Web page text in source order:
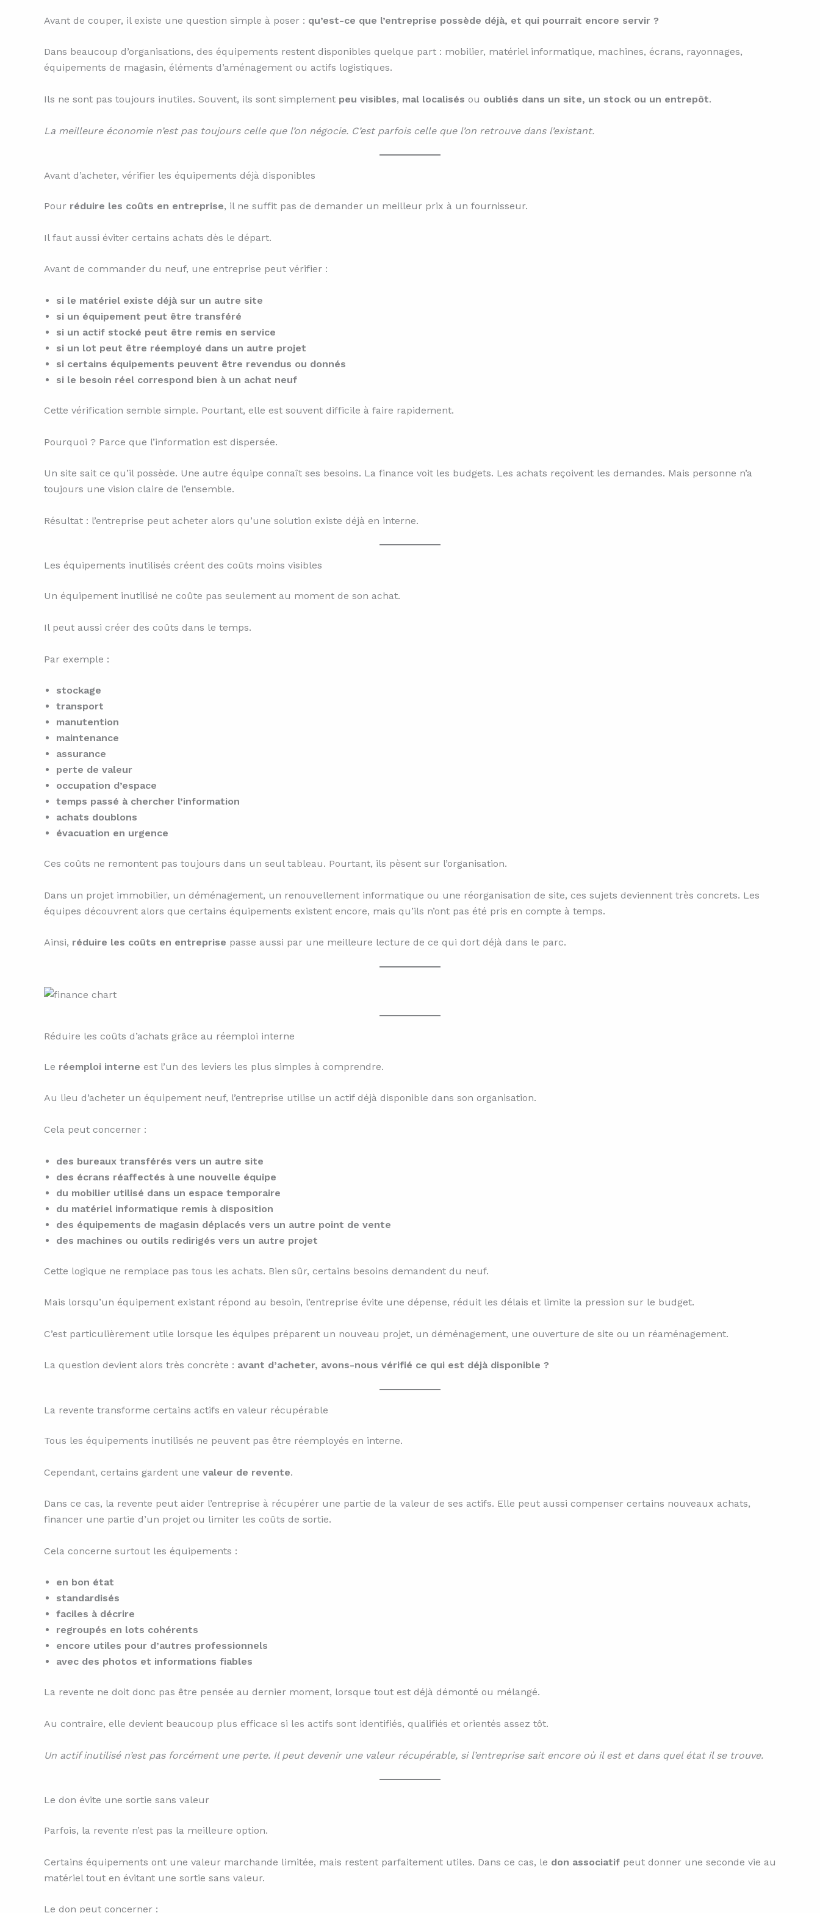
Avant de couper, il existe une question simple à poser : qu’est-ce que l’entreprise possède déjà, et qui pourrait encore servir ?
Dans beaucoup d’organisations, des équipements restent disponibles quelque part : mobilier, matériel informatique, machines, écrans, rayonnages,
équipements de magasin, éléments d’aménagement ou actifs logistiques.
Ils ne sont pas toujours inutiles. Souvent, ils sont simplement peu visibles, mal localisés ou oubliés dans un site, un stock ou un entrepôt.
La meilleure économie n’est pas toujours celle que l’on négocie. C’est parfois celle que l’on retrouve dans l’existant.
Avant d’acheter, vérifier les équipements déjà disponibles
Pour réduire les coûts en entreprise, il ne suffit pas de demander un meilleur prix à un fournisseur.
Il faut aussi éviter certains achats dès le départ.
Avant de commander du neuf, une entreprise peut vérifier :
si le matériel existe déjà sur un autre site
si un équipement peut être transféré
si un actif stocké peut être remis en service
si un lot peut être réemployé dans un autre projet
si certains équipements peuvent être revendus ou donnés
si le besoin réel correspond bien à un achat neuf
Cette vérification semble simple. Pourtant, elle est souvent difficile à faire rapidement.
Pourquoi ? Parce que l’information est dispersée.
Un site sait ce qu’il possède. Une autre équipe connaît ses besoins. La finance voit les budgets. Les achats reçoivent les demandes. Mais personne n’a
toujours une vision claire de l’ensemble.
Résultat : l’entreprise peut acheter alors qu’une solution existe déjà en interne.
Les équipements inutilisés créent des coûts moins visibles
Un équipement inutilisé ne coûte pas seulement au moment de son achat.
Il peut aussi créer des coûts dans le temps.
Par exemple :
stockage
transport
manutention
maintenance
assurance
perte de valeur
occupation d’espace
temps passé à chercher l’information
achats doublons
évacuation en urgence
Ces coûts ne remontent pas toujours dans un seul tableau. Pourtant, ils pèsent sur l’organisation.
Dans un projet immobilier, un déménagement, un renouvellement informatique ou une réorganisation de site, ces sujets deviennent très concrets. Les
équipes découvrent alors que certains équipements existent encore, mais qu’ils n’ont pas été pris en compte à temps.
Ainsi, réduire les coûts en entreprise passe aussi par une meilleure lecture de ce qui dort déjà dans le parc.
Réduire les coûts d’achats grâce au réemploi interne
Le réemploi interne est l’un des leviers les plus simples à comprendre.
Au lieu d’acheter un équipement neuf, l’entreprise utilise un actif déjà disponible dans son organisation.
Cela peut concerner :
des bureaux transférés vers un autre site
des écrans réaffectés à une nouvelle équipe
du mobilier utilisé dans un espace temporaire
du matériel informatique remis à disposition
des équipements de magasin déplacés vers un autre point de vente
des machines ou outils redirigés vers un autre projet
Cette logique ne remplace pas tous les achats. Bien sûr, certains besoins demandent du neuf.
Mais lorsqu’un équipement existant répond au besoin, l’entreprise évite une dépense, réduit les délais et limite la pression sur le budget.
C’est particulièrement utile lorsque les équipes préparent un nouveau projet, un déménagement, une ouverture de site ou un réaménagement.
La question devient alors très concrète : avant d’acheter, avons-nous vérifié ce qui est déjà disponible ?
La revente transforme certains actifs en valeur récupérable
Tous les équipements inutilisés ne peuvent pas être réemployés en interne.
Cependant, certains gardent une valeur de revente.
Dans ce cas, la revente peut aider l’entreprise à récupérer une partie de la valeur de ses actifs. Elle peut aussi compenser certains nouveaux achats,
financer une partie d’un projet ou limiter les coûts de sortie.
Cela concerne surtout les équipements :
en bon état
standardisés
faciles à décrire
regroupés en lots cohérents
encore utiles pour d’autres professionnels
avec des photos et informations fiables
La revente ne doit donc pas être pensée au dernier moment, lorsque tout est déjà démonté ou mélangé.
Au contraire, elle devient beaucoup plus efficace si les actifs sont identifiés, qualifiés et orientés assez tôt.
Un actif inutilisé n’est pas forcément une perte. Il peut devenir une valeur récupérable, si l’entreprise sait encore où il est et dans quel état il se trouve.
Le don évite une sortie sans valeur
Parfois, la revente n’est pas la meilleure option.
Certains équipements ont une valeur marchande limitée, mais restent parfaitement utiles. Dans ce cas, le don associatif peut donner une seconde vie au
matériel tout en évitant une sortie sans valeur.
Le don peut concerner :